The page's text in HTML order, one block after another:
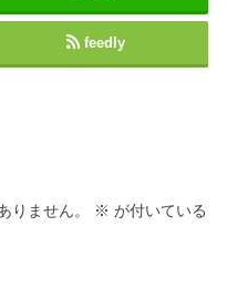
feedly
りません。 ※ が付いている